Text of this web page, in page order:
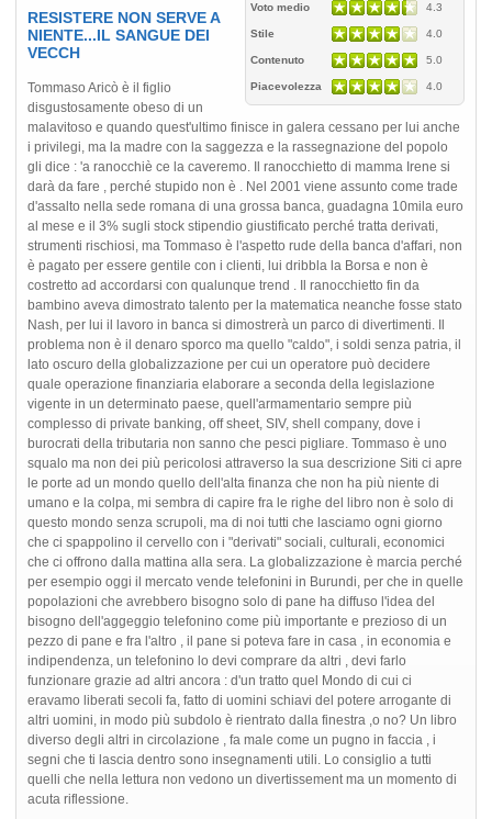
Voto medio 4.3
Stile 4.0
Contenuto 5.0
Piacevolezza 4.0
RESISTERE NON SERVE A
NIENTE...IL SANGUE DEI
VECCH
Tommaso Aricò è il figlio
disgustosamente obeso di un
malavitoso e quando quest'ultimo finisce in galera cessano per lui anche
i privilegi, ma la madre con la saggezza e la rassegnazione del popolo
gli dice : 'a ranocchiè ce la caveremo. Il ranocchietto di mamma Irene si
darà da fare , perché stupido non è . Nel 2001 viene assunto come trade
d'assalto nella sede romana di una grossa banca, guadagna 10mila euro
al mese e il 3% sugli stock stipendio giustificato perché tratta derivati,
strumenti rischiosi, ma Tommaso è l'aspetto rude della banca d'affari, non
è pagato per essere gentile con i clienti, lui dribbla la Borsa e non è
costretto ad accordarsi con qualunque trend . Il ranocchietto fin da
bambino aveva dimostrato talento per la matematica neanche fosse stato
Nash, per lui il lavoro in banca si dimostrerà un parco di divertimenti. Il
problema non è il denaro sporco ma quello "caldo", i soldi senza patria, il
lato oscuro della globalizzazione per cui un operatore può decidere
quale operazione finanziaria elaborare a seconda della legislazione
vigente in un determinato paese, quell'armamentario sempre più
complesso di private banking, off sheet, SIV, shell company, dove i
burocrati della tributaria non sanno che pesci pigliare. Tommaso è uno
squalo ma non dei più pericolosi attraverso la sua descrizione Siti ci apre
le porte ad un mondo quello dell'alta finanza che non ha più niente di
umano e la colpa, mi sembra di capire fra le righe del libro non è solo di
questo mondo senza scrupoli, ma di noi tutti che lasciamo ogni giorno
che ci spappolino il cervello con i "derivati" sociali, culturali, economici
che ci offrono dalla mattina alla sera. La globalizzazione è marcia perché
per esempio oggi il mercato vende telefonini in Burundi, per che in quelle
popolazioni che avrebbero bisogno solo di pane ha diffuso l'idea del
bisogno dell'aggeggio telefonino come più importante e prezioso di un
pezzo di pane e fra l'altro , il pane si poteva fare in casa , in economia e
indipendenza, un telefonino lo devi comprare da altri , devi farlo
funzionare grazie ad altri ancora : d'un tratto quel Mondo di cui ci
eravamo liberati secoli fa, fatto di uomini schiavi del potere arrogante di
altri uomini, in modo più subdolo è rientrato dalla finestra ,o no? Un libro
diverso degli altri in circolazione , fa male come un pugno in faccia , i
segni che ti lascia dentro sono insegnamenti utili. Lo consiglio a tutti
quelli che nella lettura non vedono un divertissement ma un momento di
acuta riflessione.